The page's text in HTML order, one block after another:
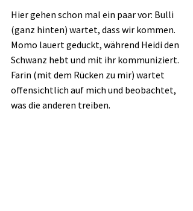
Hier gehen schon mal ein paar vor: Bulli
(ganz hinten) wartet, dass wir kommen.
Momo lauert geduckt, während Heidi den
Schwanz hebt und mit ihr kommuniziert.
Farin (mit dem Rücken zu mir) wartet
offensichtlich auf mich und beobachtet,
was die anderen treiben.